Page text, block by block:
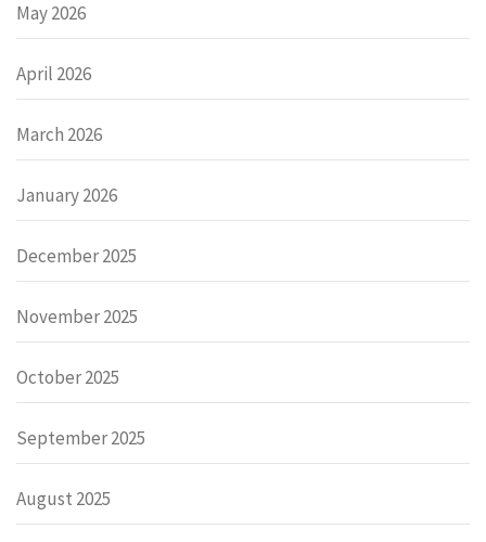
May 2026
April 2026
March 2026
January 2026
December 2025
November 2025
October 2025
September 2025
August 2025